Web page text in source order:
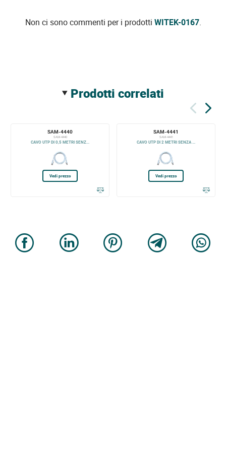
Non ci sono commenti per i prodotti WITEK-0167.
prodotti correlati
SAM-4440
SAM-4440
CAVO UTP DI 0,5 METRI SENZ...
Vedi prezzo
SAM-4441
SAM-4441
CAVO UTP DI 2 METRI SENZA ...
Vedi prezzo